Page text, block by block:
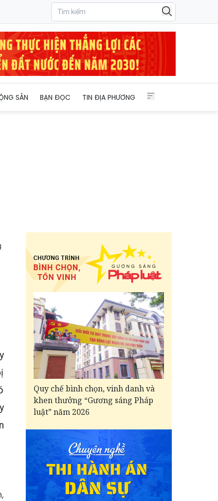
SẢN BẠN ĐỌC TIN ĐỊA PHƯƠNG
Quy chế bình chọn, vinh danh và
khen thưởng “Gương sáng Pháp
luật” năm 2026